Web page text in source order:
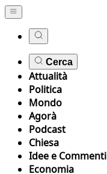
Cerca
Attualità
Politica
Mondo
Agorà
Podcast
Chiesa
Idee e Commenti
Economia